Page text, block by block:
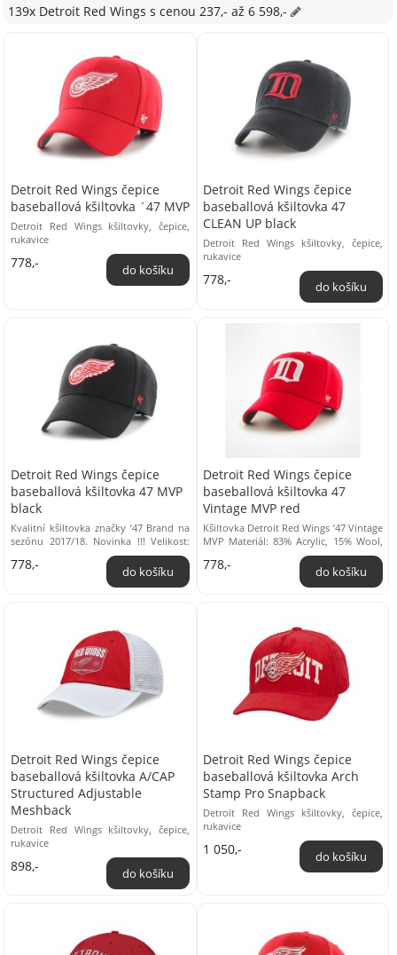
139x Detroit Red Wings s cenou237,- až 6 598,-
Detroit Red Wings čepice
baseballová kšiltovka ´47 MVP
Detroit Red Wings kšiltovky, čepice,
rukavice
778,-
Detroit Red Wings čepice
baseballová kšiltovka 47
CLEAN UP black
Detroit Red Wings kšiltovky, čepice,
rukavice
778,-
Detroit Red Wings čepice
baseballová kšiltovka 47 MVP
black
Kvalitní kšiltovka značky ’47 Brand na
sezónu 2017/18. Novinka !!! Velikost:
univerzální Materiál: 100% bavlna
Oficiální ...
778,-
Detroit Red Wings čepice
baseballová kšiltovka 47
Vintage MVP red
Kšiltovka Detroit Red Wings ’47 Vintage
MVP Materiál: 83% Acrylic, 15% Wool,
2% Spandex Oficiálně licencovaný
produkt ...
778,-
Detroit Red Wings čepice
baseballová kšiltovka A/CAP
Structured Adjustable
Meshback
Detroit Red Wings kšiltovky, čepice,
rukavice
898,-
Detroit Red Wings čepice
baseballová kšiltovka Arch
Stamp Pro Snapback
Detroit Red Wings kšiltovky, čepice,
rukavice
1 050,-